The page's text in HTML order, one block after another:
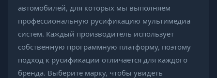
автомобилей, для которых мы выполняем
профессиональную русификацию мультимедиа
систем. Каждый производитель использует
собственную программную платформу, поэтому
подход к русификации отличается для каждого
бренда. Выберите марку, чтобы увидеть